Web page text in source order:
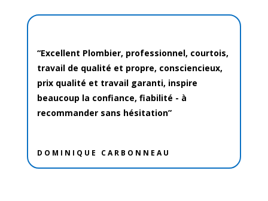
“Excellent Plombier, professionnel, courtois,
travail de qualité et propre, consciencieux,
prix qualité et travail garanti, inspire
beaucoup la confiance, fiabilité - à
recommander sans hésitation”
DOMINIQUE CARBONNEAU